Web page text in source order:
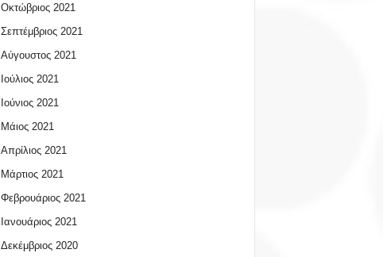
Οκτώβριος 2021
Σεπτέμβριος 2021
Αύγουστος 2021
Ιούλιος 2021
Ιούνιος 2021
Μάιος 2021
Απρίλιος 2021
Μάρτιος 2021
Φεβρουάριος 2021
Ιανουάριος 2021
Δεκέμβριος 2020